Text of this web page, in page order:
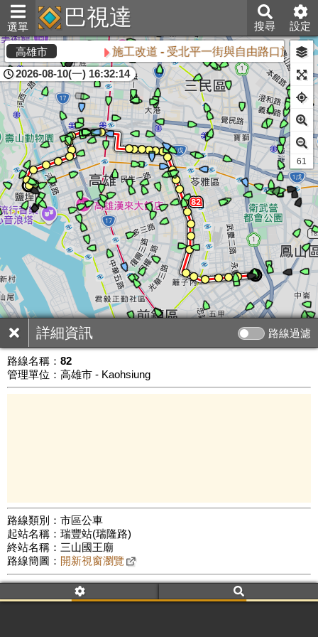
選單 巴視達 搜尋 設定
詳細資訊 路線過濾
路線名稱： 82
管理單位：高雄市 - Kaohsiung
路線類別：市區公車
起站名稱：瑞豐站(瑞隆路)
終站名稱：三山國王廟
路線簡圖： 開新視窗瀏覽
附屬名稱：82
車頭描述：瑞豐站
三山國王廟
高雄市 施工改道 - 受北平一街與自由路口施工影
2026-08-10(一) 16:32:14
公車數量: 累計8344、上線7350
60